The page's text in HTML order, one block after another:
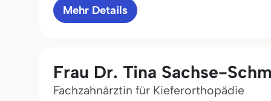
Mehr Details
Frau Dr. Tina Sachse-
Fachzahnärztin für Kieferorthopädie